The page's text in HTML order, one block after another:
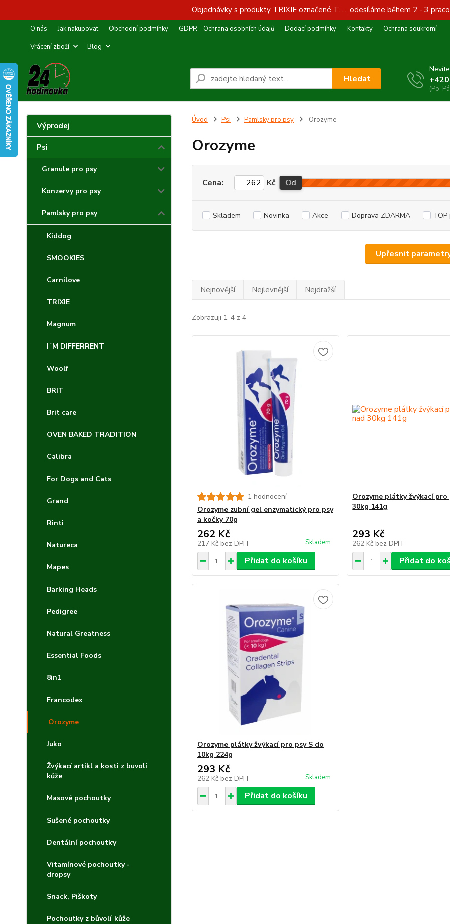
Objednávky s produkty TRIXIE označené T....., odesíláme během 2 - 3
O nás Jak nakupovat Obchodní podmínky GDPR - Ochrana osobních údajů Dodací podmínky Kontakty
Ochrana soukromí
Vrácení zboží
Blog
Hledat
(Po-
Výprodej
Psi
Granule pro psy
Konzervy pro psy
Pamlsky pro psy
Kiddog
SMOOKIES
Carnilove
TRIXIE
Magnum
I´M DIFFERRENT
Woolf
BRIT
Brit care
OVEN BAKED TRADITION
Calibra
For Dogs and Cats
Grand
Rinti
Natureca
Mapes
Barking Heads
Pedigree
Natural Greatness
Essential Foods
8in1
Francodex
Orozyme
Juko
Žvýkací artikl a kosti z buvolí
kůže
Masové pochoutky
Sušené pochoutky
Dentální pochoutky
Vitamínové pochoutky -
dropsy
Snack, Piškoty
Pochoutky z bůvolí kůže
Úvod Psi Pamlsky pro psy Orozyme
Orozyme
Upřesnit
Cena: Kč Od
Skladem Novinka Akce Doprava ZDARMA
Nejnovější Nejlevnější Nejdražší
Zobrazuji 1-4 z 4
1 hodnocení
Orozyme zubní gel enzymatický pro psy
a kočky 70g
262 Kč
217 Kč bez DPH Skladem
Přidat do košíku
Orozyme plátky žvýkací pro
30kg 141g
293 Kč
262 Kč bez DPH
Přidat do
Orozyme plátky žvýkací pro psy S do
10kg 224g
293 Kč
262 Kč bez DPH Skladem
Přidat do košíku